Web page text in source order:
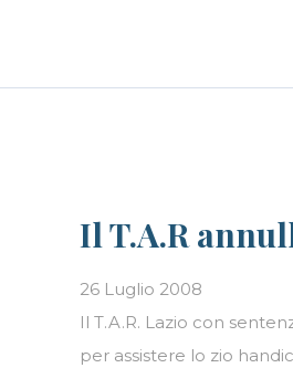
Il T.A.R
26 Luglio 2008
Il T.A.R. Lazio con
per assistere lo zio